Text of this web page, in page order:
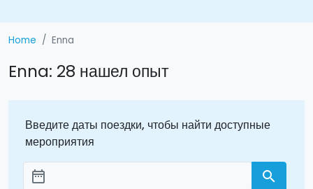
Home Enna
Enna: 28 нашел опыт
Введите даты поездки, чтобы найти доступные
мероприятия
Aggiungi le date
date_range search